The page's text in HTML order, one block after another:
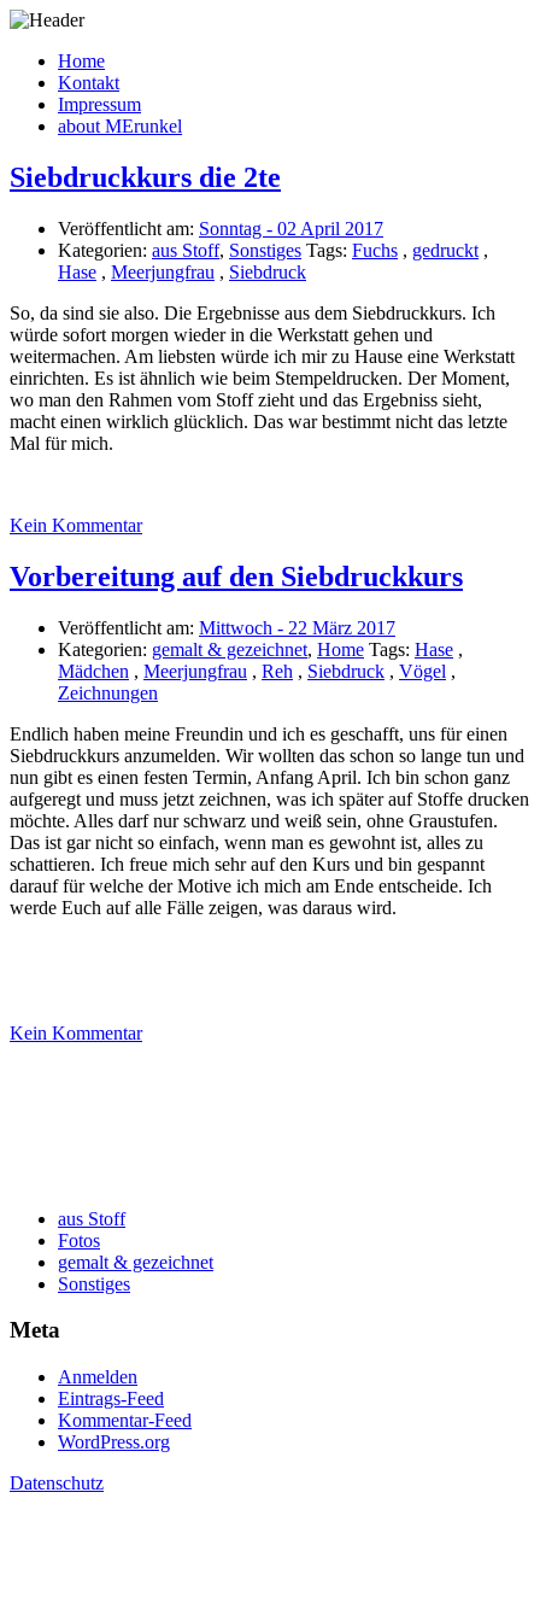
Home
Kontakt
Impressum
about MErunkel
Siebdruckkurs die 2te
Veröffentlicht am: Sonntag - 02 April 2017
Kategorien: aus Stoff, Sonstiges Tags: Fuchs , gedruckt ,
Hase , Meerjungfrau , Siebdruck
So, da sind sie also. Die Ergebnisse aus dem Siebdruckkurs. Ich
würde sofort morgen wieder in die Werkstatt gehen und
weitermachen. Am liebsten würde ich mir zu Hause eine Werkstatt
einrichten. Es ist ähnlich wie beim Stempeldrucken. Der Moment,
wo man den Rahmen vom Stoff zieht und das Ergebniss sieht,
macht einen wirklich glücklich. Das war bestimmt nicht das letzte
Mal für mich.
Kein Kommentar
Vorbereitung auf den Siebdruckkurs
Veröffentlicht am: Mittwoch - 22 März 2017
Kategorien: gemalt & gezeichnet, Home Tags: Hase ,
Mädchen , Meerjungfrau , Reh , Siebdruck , Vögel ,
Zeichnungen
Endlich haben meine Freundin und ich es geschafft, uns für einen
Siebdruckkurs anzumelden. Wir wollten das schon so lange tun und
nun gibt es einen festen Termin, Anfang April. Ich bin schon ganz
aufgeregt und muss jetzt zeichnen, was ich später auf Stoffe drucken
möchte. Alles darf nur schwarz und weiß sein, ohne Graustufen.
Das ist gar nicht so einfach, wenn man es gewohnt ist, alles zu
schattieren. Ich freue mich sehr auf den Kurs und bin gespannt
darauf für welche der Motive ich mich am Ende entscheide. Ich
werde Euch auf alle Fälle zeigen, was daraus wird.
Kein Kommentar
aus Stoff
Fotos
gemalt & gezeichnet
Sonstiges
Meta
Anmelden
Eintrags-Feed
Kommentar-Feed
WordPress.org
Datenschutz